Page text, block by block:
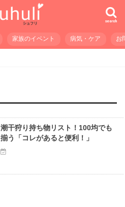
search
家族のイベント 病気・ケア お
潮干狩り持ち物リスト！100均でも
揃う「コレがあると便利！」